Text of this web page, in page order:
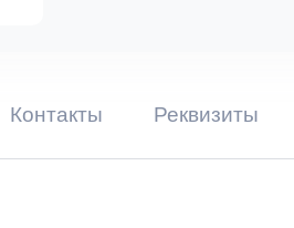
Контакты Реквизиты